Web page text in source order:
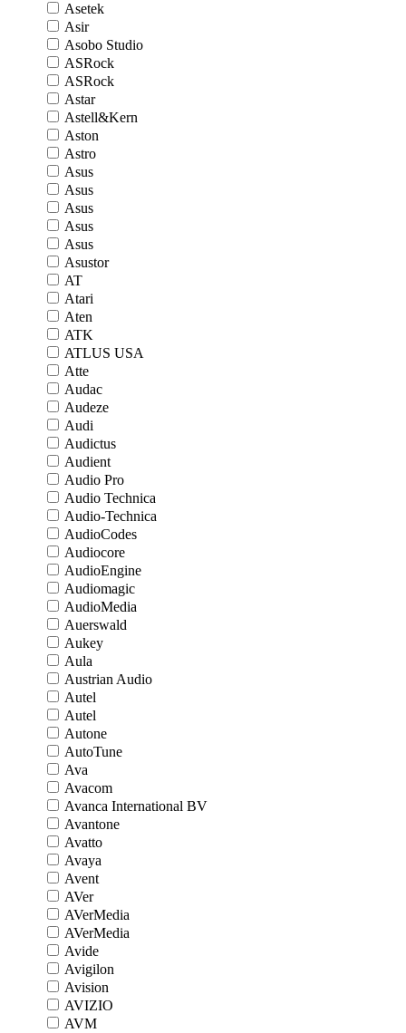
Asetek
Asir
Asobo Studio
ASRock
ASRock
Astar
Astell&Kern
Aston
Astro
Asus
Asus
Asus
Asus
Asus
Asustor
AT
Atari
Aten
ATK
ATLUS USA
Atte
Audac
Audeze
Audi
Audictus
Audient
Audio Pro
Audio Technica
Audio-Technica
AudioCodes
Audiocore
AudioEngine
Audiomagic
AudioMedia
Auerswald
Aukey
Aula
Austrian Audio
Autel
Autel
Autone
AutoTune
Ava
Avacom
Avanca International BV
Avantone
Avatto
Avaya
Avent
AVer
AVerMedia
AVerMedia
Avide
Avigilon
Avision
AVIZIO
AVM